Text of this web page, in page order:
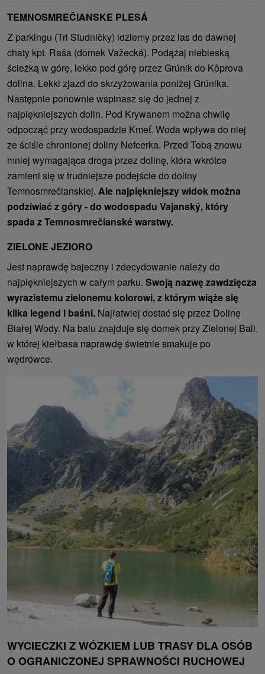
TEMNOSMREČIANSKE PLESÁ
Z parkingu (Tri Studničky) idziemy przez las do dawnej
chaty kpt. Raša (domek Važecká). Podążaj niebieską
ścieżką w górę, lekko pod górę przez Grúnik do Kôprova
dolina. Lekki zjazd do skrzyżowania poniżej Grúnika.
Następnie ponownie wspinasz się do jednej z
najpiękniejszych dolin. Pod Krywanem można chwilę
odpocząć przy wodospadzie Kmeť. Woda wpływa do niej
ze ściśle chronionej doliny Nefcerka. Przed Tobą znowu
mniej wymagająca droga przez dolinę, która wkrótce
zamieni się w trudniejsze podejście do doliny
Temnosmrečianskiej. Ale najpiękniejszy widok można
podziwiać z góry - do wodospadu Vajanský, który
spada z Temnosmrečianské warstwy.
ZIELONE JEZIORO
Jest naprawdę bajeczny i zdecydowanie należy do
najpiękniejszych w całym parku. Swoją nazwę zawdzięcza
wyrazistemu zielonemu kolorowi, z którym wiąże się
kilka legend i baśni. Najłatwiej dostać się przez Dolinę
Białej Wody. Na balu znajduje się domek przy Zielonej Bali,
w której kiełbasa naprawdę świetnie smakuje po
wędrówce.
WYCIECZKI Z WÓZKIEM LUB TRASY DLA OSÓB
O OGRANICZONEJ SPRAWNOŚCI RUCHOWEJ